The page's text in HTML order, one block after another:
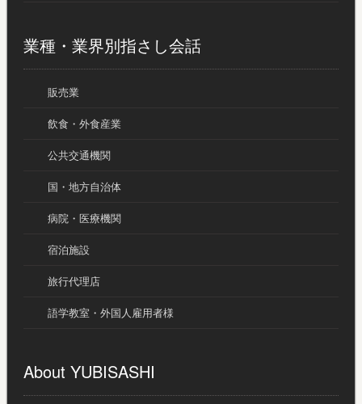
業種・業界別指さし会話
販売業
飲食・外食産業
公共交通機関
国・地方自治体
病院・医療機関
宿泊施設
旅行代理店
語学教室・外国人雇用者様
About YUBISASHI